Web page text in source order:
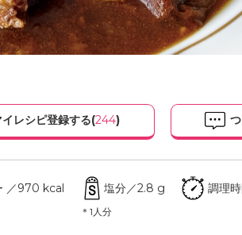
イレシピ登録する(244)
／970 kcal 塩分／2.8 g
＊1人分
調理